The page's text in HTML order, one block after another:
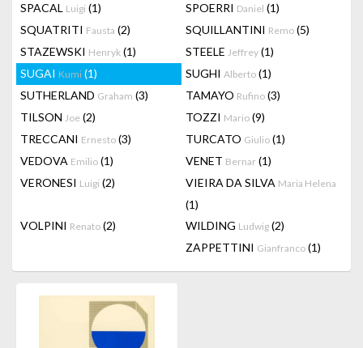
SPACAL Luigi (1) SPOERRI Daniel (1)
SQUATRITI Fausta (2) SQUILLANTINI Remo (5)
STAZEWSKI Henryk (1) STEELE Jeffrey (1)
SUGAI Kumi (1) SUGHI Alberto (1)
SUTHERLAND Graham (3) TAMAYO Rufino (3)
TILSON Joe (2) TOZZI Mario (9)
TRECCANI Ernesto (3) TURCATO Giulio (1)
VEDOVA Emilio (1) VENET Bernar (1)
VERONESI Luigi (2) VIEIRA DA SILVA Maria Helena
(1)
VOLPINI Renato (2) WILDING Ludwig (2)
ZAPPETTINI Gianfranco (1)